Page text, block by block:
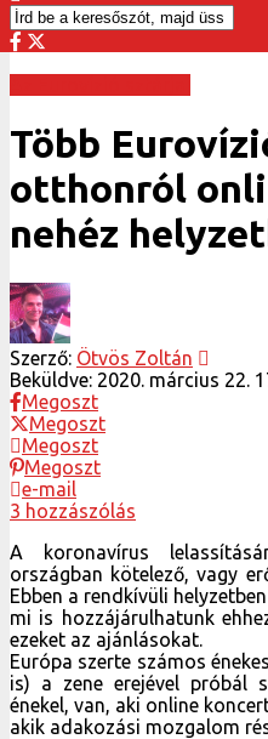
Több
otthonról
nehéz
Szerző: Ötvös Zoltán
Beküldve: 2020. március 22.
Megoszt
Megoszt
Megoszt
Megoszt
e-mail
3 hozzászólás
A koronavírus
országban kötelező, vagy
Ebben a rendkívüli
mi is hozzájárulhatunk
ezeket az ajánlásokat.
Európa szerte számos
is) a zene erejével próbál
énekel, van, aki online
akik adakozási mozgalom